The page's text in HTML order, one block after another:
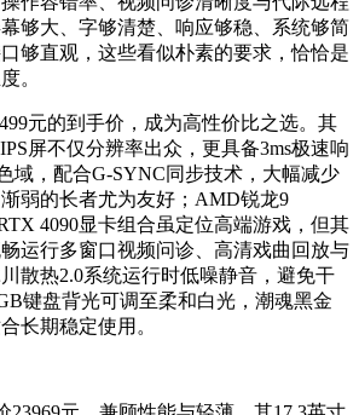
够大、字够清楚、响应够稳、系统够简
够直观，这些看似朴素的要求，恰恰是
。
元的到手价，成为高性价比之选。其
屏不仅分辨率出众，更具备3ms极速响
域，配合G-SYNC同步技术，大幅减少
弱的长者尤为友好；AMD锐龙9
4090显卡组合虽定位高端游戏，但其
运行多窗口视频问诊、高清戏曲回放与
散热2.0系统运行时低噪静音，避免干
键盘背光可调至柔和白光，潮魂黑金
长期稳定使用。